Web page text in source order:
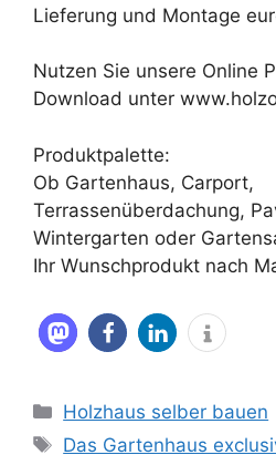
Lieferung und Montage
Nutzen Sie unsere Online
Download unter
Produktpalette:
Ob Gartenhaus, Carport,
Terrassenüberdachung,
Wintergarten oder
Ihr Wunschprodukt nach
Kategorien
Holzhaus selber bauen
Schlagwörter
Das Gartenhaus